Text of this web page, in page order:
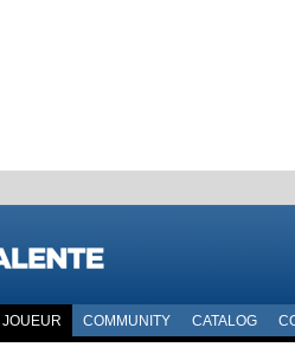
JOUEUR COMMUNITY CATALOG